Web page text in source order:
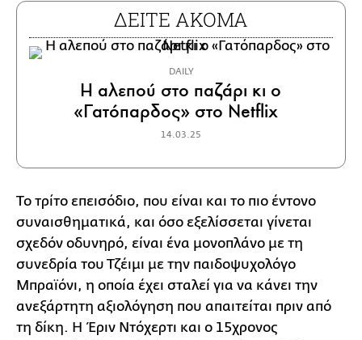
ΔΕΙΤΕ ΑΚΟΜΑ
DAILY
Η αλεπού στο παζάρι κι ο
«Γατόπαρδος» στο Netflix
14.03.25
Το τρίτο επεισόδιο, που είναι και το πιο έντονο
συναισθηματικά, και όσο εξελίσσεται γίνεται
σχεδόν οδυνηρό, είναι ένα μονοπλάνο με τη
συνεδρία του Τζέιμι με την παιδοψυχολόγο
Μπραϊόνι, η οποία έχει σταλεί για να κάνει την
ανεξάρτητη αξιολόγηση που απαιτείται πριν από
τη δίκη. Η Έριν Ντόχερτι και ο 15χρονος